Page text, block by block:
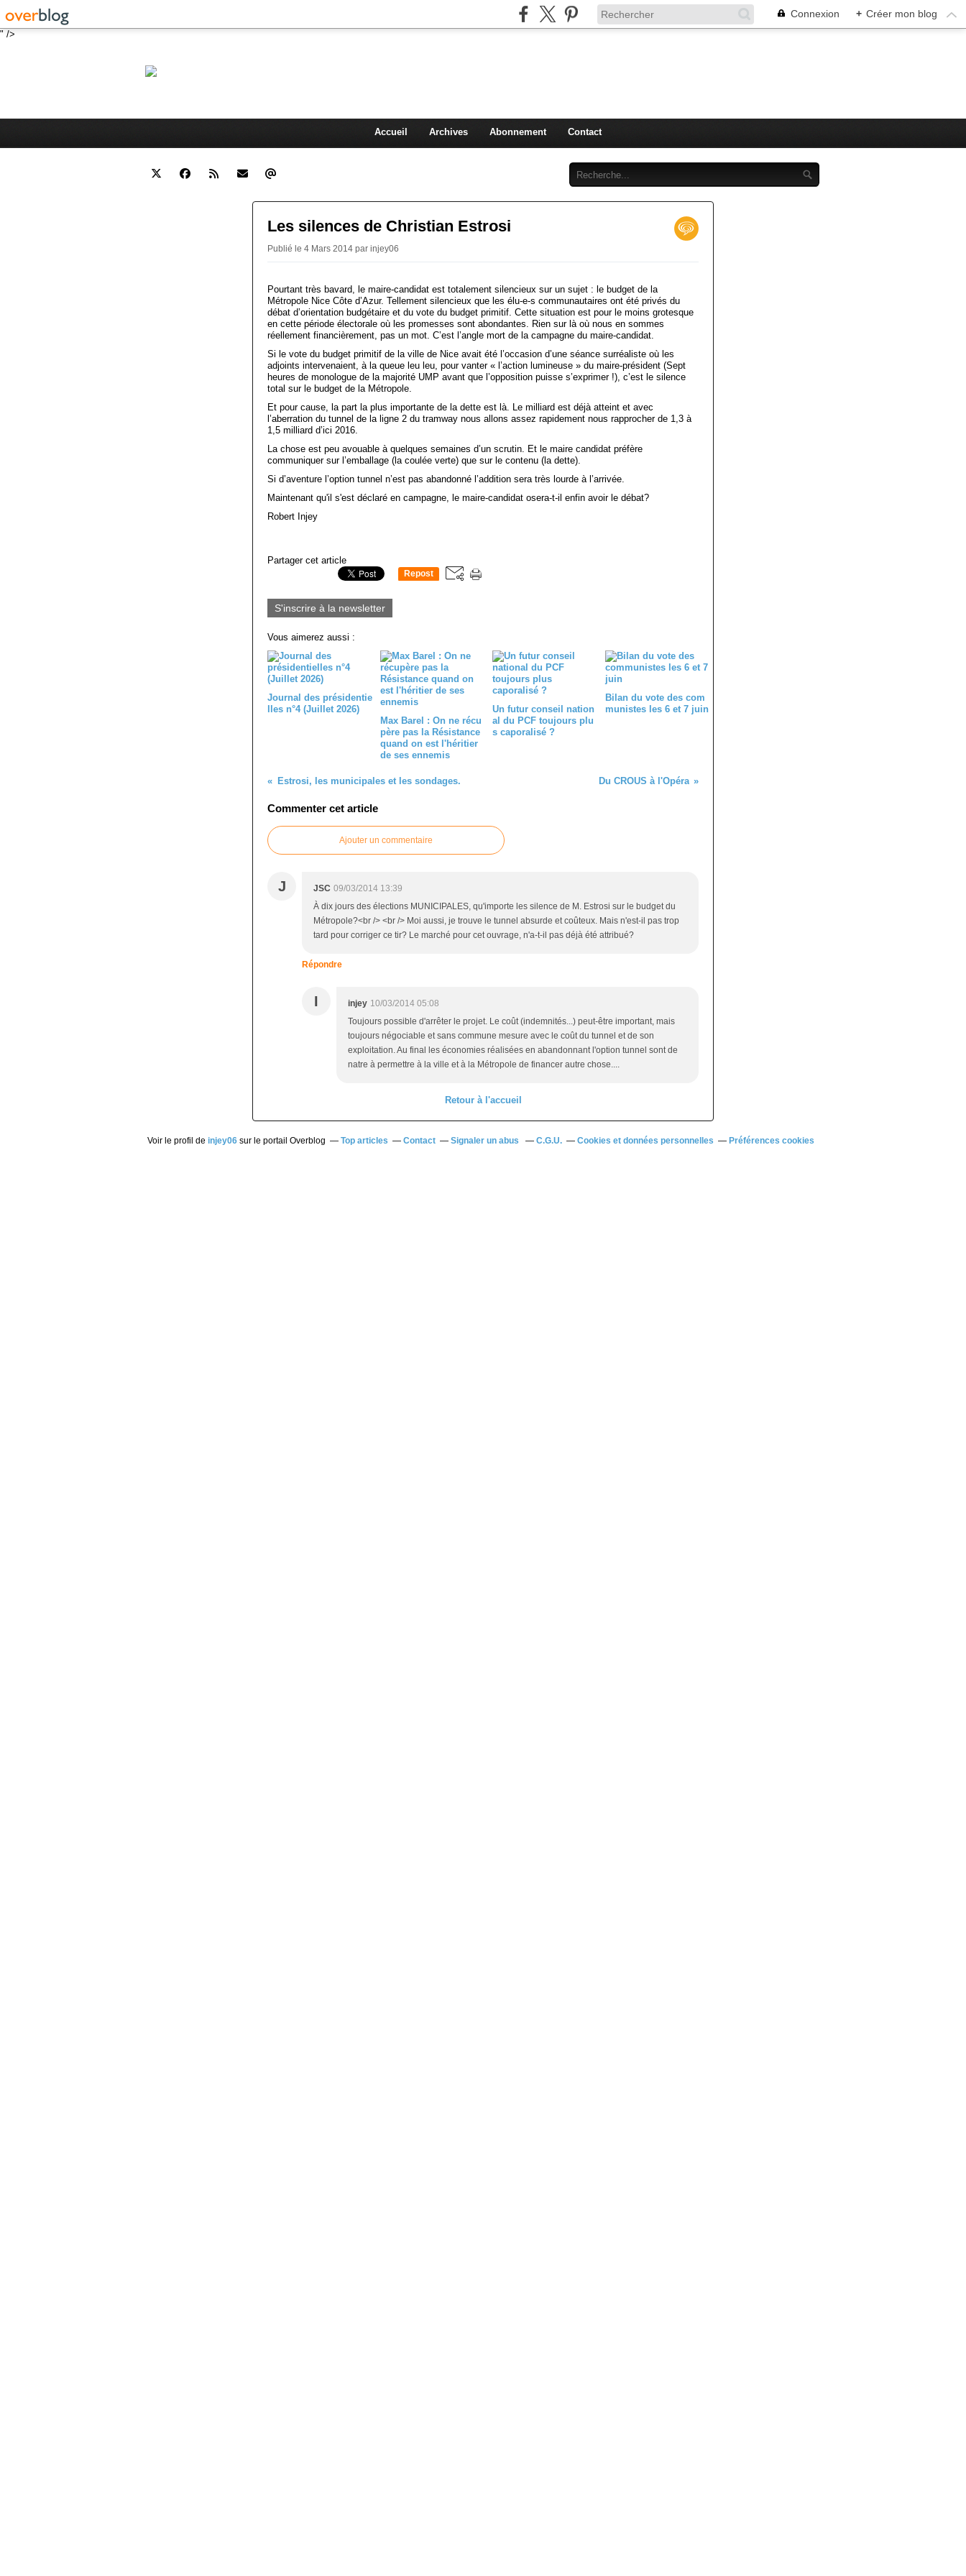
" />
Connexion + Créer mon blog
Accueil Archives Abonnement Contact
Les silences de Christian Estrosi
Publié le 4 Mars 2014 par injey06
Pourtant très bavard, le maire-candidat est totalement silencieux sur un sujet : le budget de la
Métropole Nice Côte d’Azur. Tellement silencieux que les élu-e-s communautaires ont été privés du
débat d’orientation budgétaire et du vote du budget primitif. Cette situation est pour le moins grotesque
en cette période électorale où les promesses sont abondantes. Rien sur là où nous en sommes
réellement financièrement, pas un mot. C’est l’angle mort de la campagne du maire-candidat.
Si le vote du budget primitif de la ville de Nice avait été l’occasion d’une séance surréaliste où les
adjoints intervenaient, à la queue leu leu, pour vanter « l’action lumineuse » du maire-président (Sept
heures de monologue de la majorité UMP avant que l’opposition puisse s’exprimer !), c’est le silence
total sur le budget de la Métropole.
Et pour cause, la part la plus importante de la dette est là. Le milliard est déjà atteint et avec
l’aberration du tunnel de la ligne 2 du tramway nous allons assez rapidement nous rapprocher de 1,3 à
1,5 milliard d’ici 2016.
La chose est peu avouable à quelques semaines d’un scrutin. Et le maire candidat préfère
communiquer sur l’emballage (la coulée verte) que sur le contenu (la dette).
Si d’aventure l’option tunnel n’est pas abandonné l’addition sera très lourde à l’arrivée.
Maintenant qu'il s'est déclaré en campagne, le maire-candidat osera-t-il enfin avoir le débat?
Robert Injey
Partager cet article
Repost
S'inscrire à la newsletter
Vous aimerez aussi :
Journal des présidentie
lles n°4 (Juillet 2026)
Max Barel : On ne récu
père pas la Résistance
quand on est l'héritier
de ses ennemis
Un futur conseil nation
al du PCF toujours plu
s caporalisé ?
Bilan du vote des com
munistes les 6 et 7 juin
Estrosi, les municipales et les sondages. Du CROUS à l'Opéra
Commenter cet article
Ajouter un commentaire
J JSC 09/03/2014 13:39
À dix jours des élections MUNICIPALES, qu'importe les silence de M. Estrosi sur le budget du
Métropole?<br /> <br /> Moi aussi, je trouve le tunnel absurde et coûteux. Mais n'est-il pas trop
tard pour corriger ce tir? Le marché pour cet ouvrage, n'a-t-il pas déjà été attribué?
Répondre
I injey 10/03/2014 05:08
Toujours possible d'arrêter le projet. Le coût (indemnités...) peut-être important, mais
toujours négociable et sans commune mesure avec le coût du tunnel et de son
exploitation. Au final les économies réalisées en abandonnant l'option tunnel sont de
natre à permettre à la ville et à la Métropole de financer autre chose....
Retour à l'accueil
Voir le profil de injey06 sur le portail Overblog Top articles Contact Signaler un abus C.G.U. Cookies et données personnelles Préférences cookies